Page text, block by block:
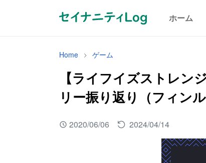
ホーム
Home ゲーム
【ライフイズストレ
リー振り返り（フィンル
2020/06/06 2024/04/14